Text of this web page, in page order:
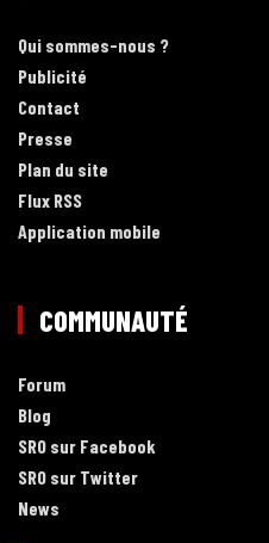
Qui sommes-nous ?
Publicité
Contact
Presse
Plan du site
Flux RSS
Application mobile
COMMUNAUTÉ
Forum
Blog
SRO sur Facebook
SRO sur Twitter
News